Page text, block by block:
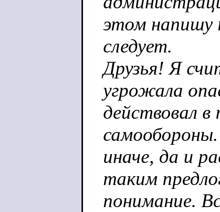
этом напишу
следует.
Друзья! Я
угрожала
действовал в
иначе, да и
таким
понимание.